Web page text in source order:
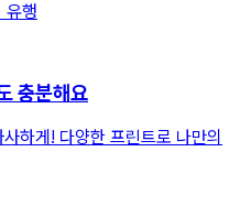
충분해요
하게! 다양한 프린트로 나만의